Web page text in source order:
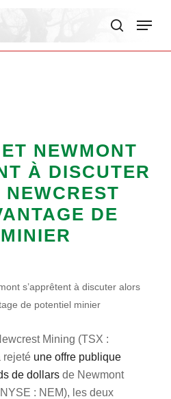
Menu
NEWMONT
À DISCUTER
DE
s’apprêtent à discuter alors
de potentiel minier
Mining (TSX :
rejeté une offre publique
de dollarsde Newmont
: NEM), les deux